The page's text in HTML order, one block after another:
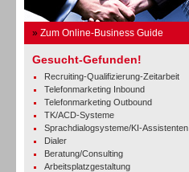
» Zum Online-Business Guide
Gesucht-Gefunden!
Recruiting-Qualifizierung-Zeitarbeit
Telefonmarketing Inbound
Telefonmarketing Outbound
TK/ACD-Systeme
Sprachdialogsysteme/KI-Assistenten
Dialer
Beratung/Consulting
Arbeitsplatzgestaltung